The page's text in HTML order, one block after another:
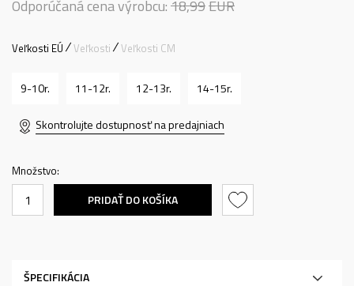
Odporúčaná cena výrobcu:18,99EUR
Veľkosti EÚ Veľkosti Veľkosti CM
9-10r. 11-12r. 12-13r. 14-15r.
Skontrolujte dostupnosť na predajniach
Množstvo:
PRIDAŤ DO KOŠÍKA
ŠPECIFIKÁCIA